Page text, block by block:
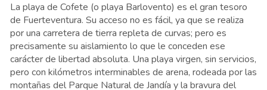
La playa de Cofete (o playa Barlovento) es el gran tesoro
de Fuerteventura. Su acceso no es fácil, ya que se realiza
por una carretera de tierra repleta de curvas; pero es
precisamente su aislamiento lo que le conceden ese
carácter de libertad absoluta. Una playa virgen, sin servicios,
pero con kilómetros interminables de arena, rodeada por las
montañas del Parque Natural de Jandía y la bravura del